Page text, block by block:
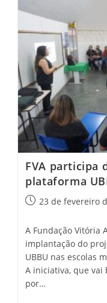
FVA participa
plataforma
23 de fevereiro
A Fundação Vitória
implantação do
UBBU nas escolas
A iniciativa, que vai
por…